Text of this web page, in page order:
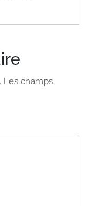
Les champs